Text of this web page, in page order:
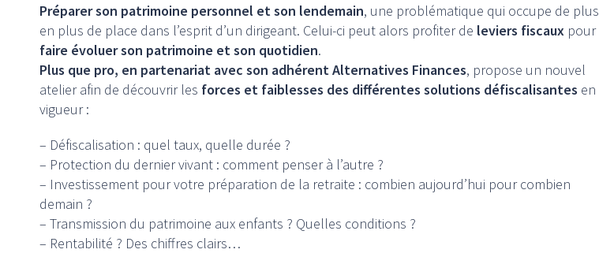
Préparer son patrimoine personnel et son lendemain, une problématique qui occupe de plus
en plus de place dans l’esprit d’un dirigeant. Celui-ci peut alors profiter de leviers fiscaux pour
faire évoluer son patrimoine et son quotidien.
Plus que pro, en partenariat avec son adhérent Alternatives Finances, propose un nouvel
atelier afin de découvrir les forces et faiblesses des différentes solutions défiscalisantes en
vigueur :
– Défiscalisation : quel taux, quelle durée ?
– Protection du dernier vivant : comment penser à l’autre ?
– Investissement pour votre préparation de la retraite : combien aujourd’hui pour combien
demain ?
– Transmission du patrimoine aux enfants ? Quelles conditions ?
– Rentabilité ? Des chiffres clairs…